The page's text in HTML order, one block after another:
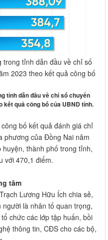
tỉnh dẫn đầu về chỉ số
2023 theo kết quả công bố
tỉnh dẫn đầu về chỉ số chuyển
kết quả công bố của UBND tỉnh.
bố kết quả đánh giá chỉ
phương của Đồng Nai năm
thành phố trong tỉnh,
với 470,1 điểm.
tâm
Lương Hữu Ích chia sẻ,
là nhân tố quan trọng,
chức các lớp tập huấn, bồi
thông tin, CĐS cho các bộ,